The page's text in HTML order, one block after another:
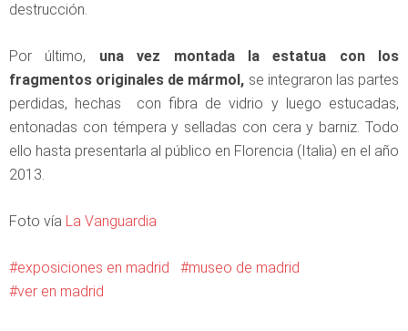
destrucción.
Por último, una vez montada la estatua con los
fragmentos originales de mármol, se integraron las partes
perdidas, hechas con fibra de vidrio y luego estucadas,
entonadas con témpera y selladas con cera y barniz. Todo
ello hasta presentarla al público en Florencia (Italia) en el año
2013.
Foto vía La Vanguardia
exposiciones en madrid
museo de madrid
ver en madrid